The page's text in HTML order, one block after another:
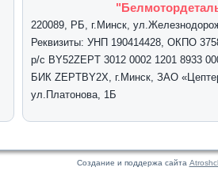
220089, РБ, г.Минск,
Реквизиты: УНП 190414428, ОКПО
р/с BY52ZEPT 3012 0002 1201 8933
БИК ZEPTBY2X, г.Минск, ЗАО
ул.Платонова, 1Б
Создание и поддержа сайта